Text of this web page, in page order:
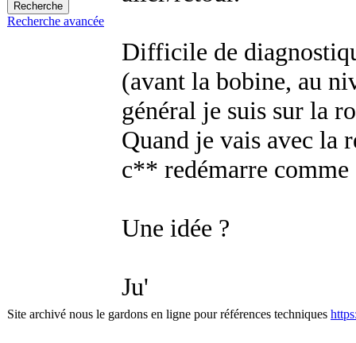
Recherche avancée
Difficile de
(avant la bobine, au
général je suis sur la
Quand je vais avec la
c** redémarre
Une idée ?
Ju'
Site archivé nous le gardons en ligne pour références techniques